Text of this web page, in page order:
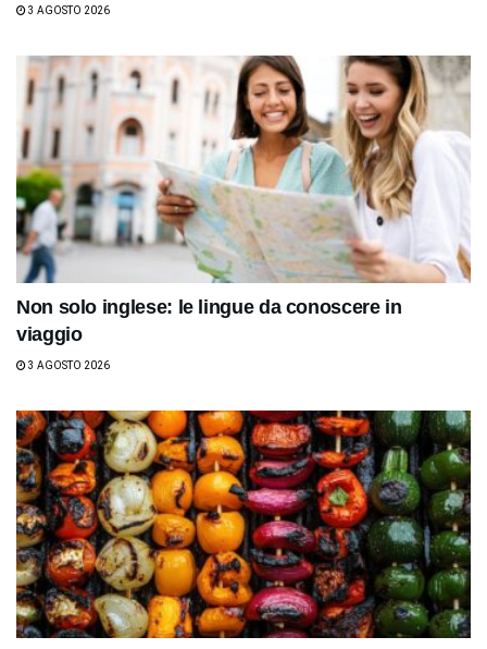
3 AGOSTO 2026
Non solo inglese: le lingue da conoscere in
viaggio
3 AGOSTO 2026